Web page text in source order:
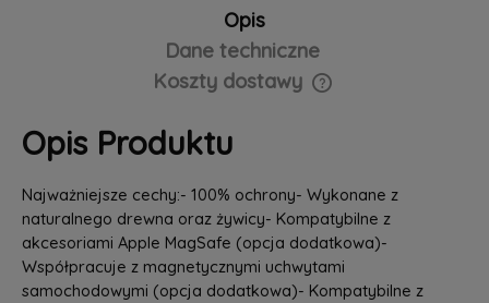
Opis
Dane techniczne
Koszty dostawy
Cena nie zawiera ewentualnych kosztów płatności
Opis Produktu
Najważniejsze cechy:- 100% ochrony- Wykonane z
naturalnego drewna oraz żywicy- Kompatybilne z
akcesoriami Apple MagSafe (opcja dodatkowa)-
Współpracuje z magnetycznymi uchwytami
samochodowymi (opcja dodatkowa)- Kompatybilne z